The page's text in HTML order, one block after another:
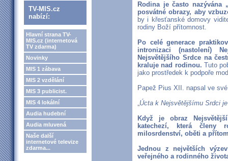
TV-MIS.cz
nabízí:
Hlavní strana TV-
MIS.cz (internetová
TV zdarma)
Novinky
MIS 1 zábava
MIS 2 vzdělání
MIS 3 publicist.
MIS 4 lokální
Audia hudební
Audia mluvená
Naše další
internetové televize
zdarma...
Rodina je často nazývána
posvátné obrazy, aby
by i křesťanské domovy
rodiny Boží přítomnost.
Po celé generace
intronizaci (nastolení)
Nejsvětějšího Srdce na
kraluje nad rodinou. Tuto
jako prostředek k podpoře
Papež Pius XII. napsal ve
„Úcta k Nejsvětějšímu Srdci
Když je obraz
katechezí, která členy
milosrdenství, oběti a
Jednou z největších
veřejného a rodinného